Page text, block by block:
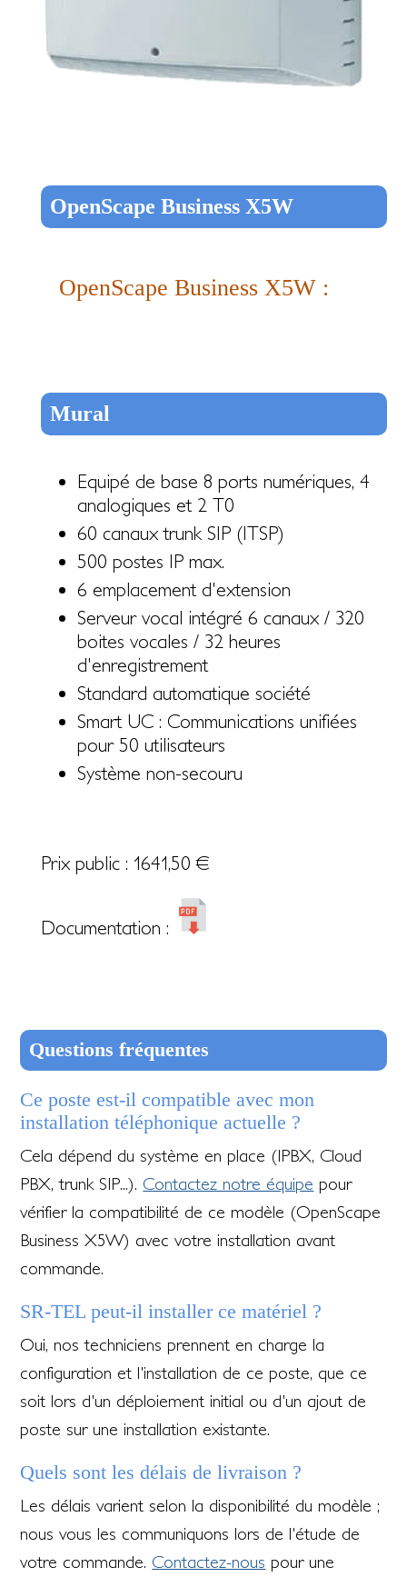
OpenScape Business X5W
OpenScape Business X5W :
Mural
Equipé de base 8 ports numériques, 4
analogiques et 2 T0
60 canaux trunk SIP (ITSP)
500 postes IP max.
6 emplacement d'extension
Serveur vocal intégré 6 canaux / 320
boites vocales / 32 heures
d'enregistrement
Standard automatique société
Smart UC : Communications unifiées
pour 50 utilisateurs
Système non-secouru
Prix public : 1641,50 €
Documentation :
Questions fréquentes
Ce poste est-il compatible avec mon
installation téléphonique actuelle ?
Cela dépend du système en place (IPBX, Cloud
PBX, trunk SIP...). Contactez notre équipe pour
vérifier la compatibilité de ce modèle (OpenScape
Business X5W) avec votre installation avant
commande.
SR-TEL peut-il installer ce matériel ?
Oui, nos techniciens prennent en charge la
configuration et l'installation de ce poste, que ce
soit lors d'un déploiement initial ou d'un ajout de
poste sur une installation existante.
Quels sont les délais de livraison ?
Les délais varient selon la disponibilité du modèle ;
nous vous les communiquons lors de l'étude de
votre commande. Contactez-nous pour une